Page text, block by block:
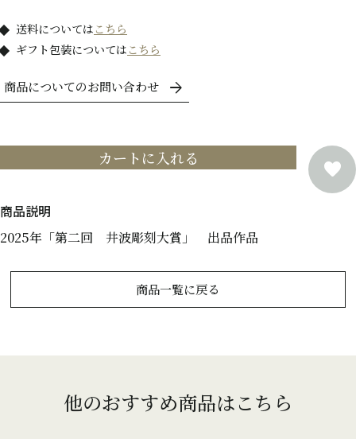
2025年「第二回 井波彫刻大賞」 出品作品
送料については こちら
ギフト包装については こちら
商品についてのお問い合わせ
カートに入れる
商品一覧に戻る
他のおすすめ商品はこちら